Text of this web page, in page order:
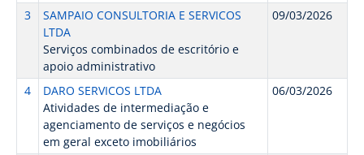
3
SAMPAIO CONSULTORIA E SERVICOS
LTDA
Serviços combinados de escritório e
apoio administrativo
09/03/2026
4
DARO SERVICOS LTDA
Atividades de intermediação e
agenciamento de serviços e negócios
em geral exceto imobiliários
06/03/2026